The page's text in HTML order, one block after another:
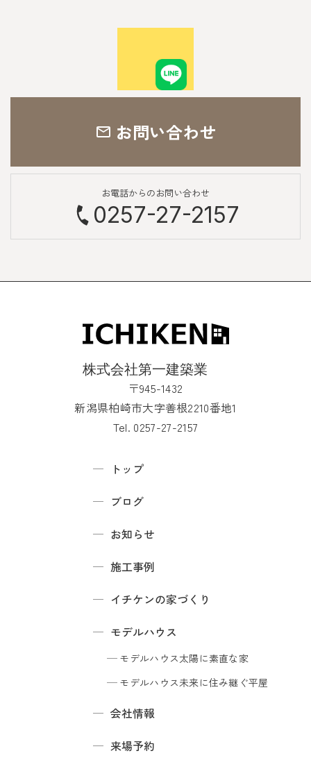
お問い合わせ
お電話からのお問い合わせ
0257-27-2157
〒945-1432
新潟県柏崎市大字善根2210番地1
Tel. 0257-27-2157
トップ
ブログ
お知らせ
施工事例
イチケンの家づくり
モデルハウス
モデルハウス太陽に素直な家
モデルハウス未来に住み継ぐ平屋
会社情報
来場予約